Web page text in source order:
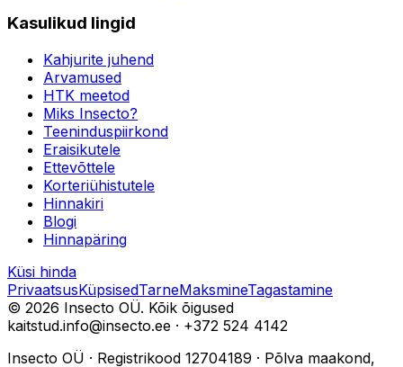
Kasulikud lingid
Kahjurite juhend
Arvamused
HTK meetod
Miks Insecto?
Teeninduspiirkond
Eraisikutele
Ettevõttele
Korteriühistutele
Hinnakiri
Blogi
Hinnapäring
Küsi hinda
PrivaatsusKüpsisedTarneMaksmineTagastamine
© 2026 Insecto OÜ. Kõik õigused
kaitstud.info@insecto.ee · +372 524 4142
Insecto OÜ · Registrikood 12704189 · Põlva maakond,